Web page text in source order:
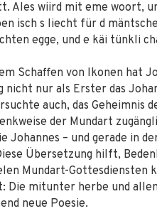
Ales wiird mit eme woort,
isch s liecht für d
egge, und e käi tünkli
Schaffen von Ikonen hat
nur als Erster das
auch, das Geheimnis
der Mundart
Johannes – und gerade in
Übersetzung hilft,
Mundart-Gottesdiensten
Die mitunter herbe und
neue Poesie.